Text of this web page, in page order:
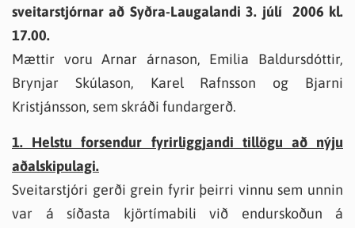
sveitarstjórnar að Syðra-Laugalandi 3. júlí 2006 kl.
17.00.
Mættir voru Arnar árnason, Emilia Baldursdóttir,
Brynjar Skúlason, Karel Rafnsson og Bjarni
Kristjánsson, sem skráði fundargerð.
1. Helstu forsendur fyrirliggjandi tillögu að nýju
aðalskipulagi.
Sveitarstjóri gerði grein fyrir þeirri vinnu sem unnin
var á síðasta kjörtímabili við endurskoðun á